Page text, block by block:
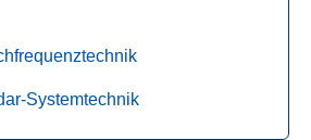
Systemtechnik